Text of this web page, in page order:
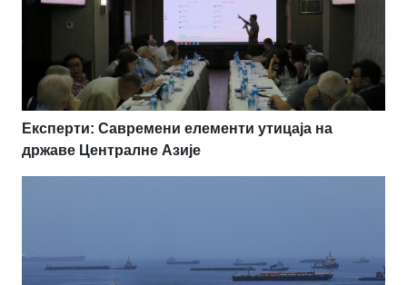
Експерти: Савремени елементи утицаја на
државе Централне Азије